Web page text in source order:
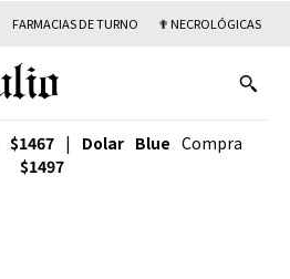
FARMACIAS DE TURNO ✟ NECROLÓGICAS
$1467 | Dolar Blue Compra
$1497